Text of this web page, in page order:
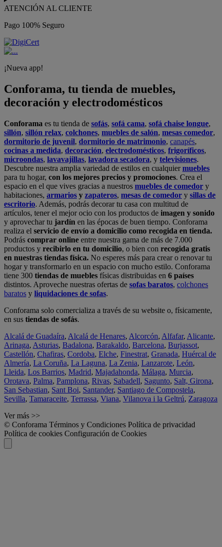
ATENCIÓN AL CLIENTE
Pago 100% Seguro
¡Nueva app!
Conforama, tu tienda de muebles,
decoración y electrodomésticos
Conforama es tu tienda de sofás, sofá cama, sofá chaise longue,
sillón, sillón relax, colchones, muebles de salón, mesas comedor,
dormitorio de juvenil, dormitorio de matrimonio, canapés,
cocinas a medida, decoración, electrodomésticos, frigoríficos,
microondas, lavavajillas, lavadora secadora, y televisiones.
Descubre nuestra amplia variedad de estilos en cualquiermuebles
para tu hogar, con los mejores precios y promociones. Crea el
espacio en el que vives gracias a nuestros muebles de comedor y
habitaciones, armarios y zapateros, mesas de comedor y sillas de
escritorio. Además, podrás decorar tu casa con multitud de
artículos, tener el mejor ocio con los productos de imagen y sonido
y aprovechar tu jardín en las épocas de buen tiempo. Conforama
realiza el servicio de envío a domicilio como recogida en tienda.
Podrás comprar online entre nuestra gama de más de 7.000
productos y recibirlo en tu domicilio, o bien con recogida gratis
en nuestras tiendas física. No esperes más para crear o renovar tu
hogar y transformarlo en un espacio con mucho estilo. Conforama
tiene 300 tiendas de muebles físicas distribuidas en 6 países
distintos. Aproveche nuestras ofertas de sofas baratos, colchones
baratos y liquidaciones de sofas.
Conforama solo comercializa a través de su website o, físicamente,
en sus tiendas de sofás.
Alcalá de Guadaíra, Alcalá de Henares, Alcorcón, Alfafar, Alicante,
Arinaga, Asturias, Badalona, Barakaldo, Barcelona, Burjassot,
Castellón, Chafiras, Cordoba, Elche, Finestrat, Granada, Huércal de
Almería, La Coruña, La Laguna, La Zenia, Lanzarote, León,
Lleida, Los Barrios, Madrid, Majadahonda, Málaga, Murcia,
Orotava, Palma, Pamplona, Rivas, Sabadell, Sagunto, Salt, Girona,
San Sebastian, Sant Boi, Santander, Santiago de Compostela,
Sevilla, Tamaraceite, Terrassa, Viana, Vilanova i la Geltrú, Zaragoza
Ver más >>
© Conforama Términos y Condiciones Política de privacidad
Política de cookies Configuración de Cookies